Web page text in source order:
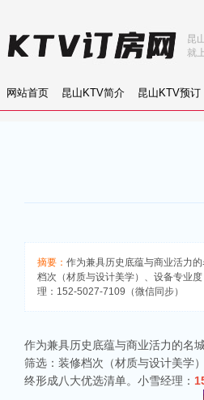
网站首页 昆山KTV简介 昆山KTV预订
昆
就
摘要： 作为兼具历史底蕴与商业活力
档次（材质与设计美学）、设备专业
理：152-5027-7109（微信同步）
作为兼具历史底蕴与商业活力的名
筛选：装修档次（材质与设计美学
终形成八大优选清单。小雪经理：